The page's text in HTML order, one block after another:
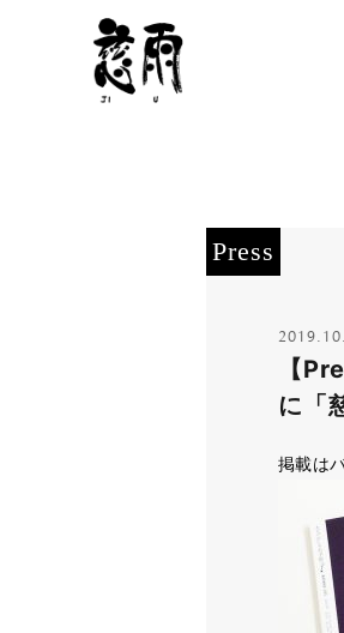
Press
【
に「
掲載は